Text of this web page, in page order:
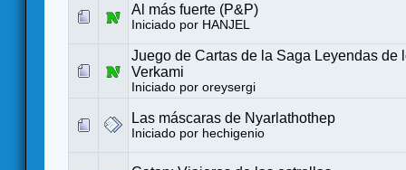
Al más fuerte (P&P)
Iniciado por HANJEL
Juego de Cartas de la Saga Leyendas de
Verkami
Iniciado por oreysergi
Las máscaras de Nyarlathothep
Iniciado por hechigenio